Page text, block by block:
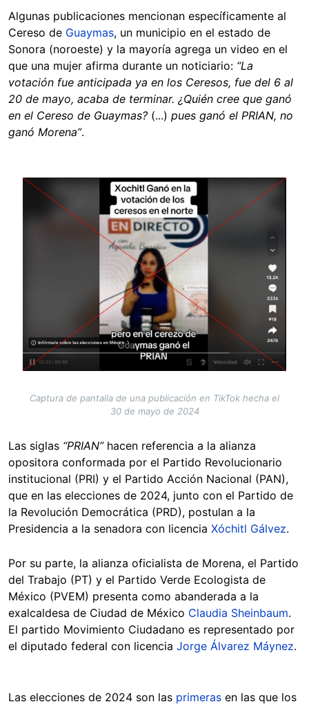
Algunas publicaciones mencionan específicamente al
Cereso de Guaymas, un municipio en el estado de
Sonora (noroeste) y la mayoría agrega un video en el
que una mujer afirma durante un noticiario: “La
votación fue anticipada ya en los Ceresos, fue del 6 al
20 de mayo, acaba de terminar. ¿Quién cree que ganó
en el Cereso de Guaymas? (...) pues ganó el PRIAN, no
ganó Morena”.
Image
Captura de pantalla de una publicación en TikTok hecha el
30 de mayo de 2024
Las siglas “PRIAN”hacen referencia a la alianza
opositora conformada por el Partido Revolucionario
institucional (PRI) y el Partido Acción Nacional (PAN),
que en las elecciones de 2024, junto con el Partido de
la Revolución Democrática (PRD), postulan a la
Presidencia a la senadora con licencia Xóchitl Gálvez.
Por su parte, la alianza oficialista de Morena, el Partido
del Trabajo (PT) y el Partido Verde Ecologista de
México (PVEM) presenta como abanderada a la
exalcaldesa de Ciudad de México Claudia Sheinbaum.
El partido Movimiento Ciudadano es representado por
el diputado federal con licencia Jorge Álvarez Máynez.
Las elecciones de 2024 son las primeras en las que los